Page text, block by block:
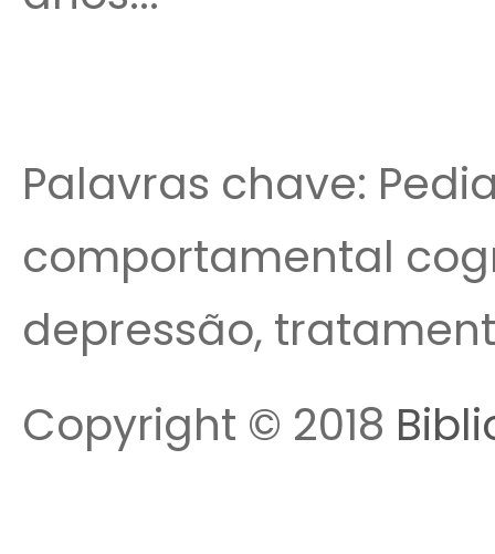
Palavras chave:
comportamental
depressão,
Copyright © 2018